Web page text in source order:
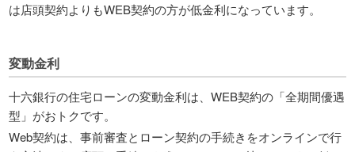
は店頭契約よりもWEB契約の方が低金利になっています。
変動金利
十六銀行の住宅ローンの変動金利は、WEB契約の「全期間優遇
型」がおトクです。
Web契約は、事前審査とローン契約の手続きをオンラインで行